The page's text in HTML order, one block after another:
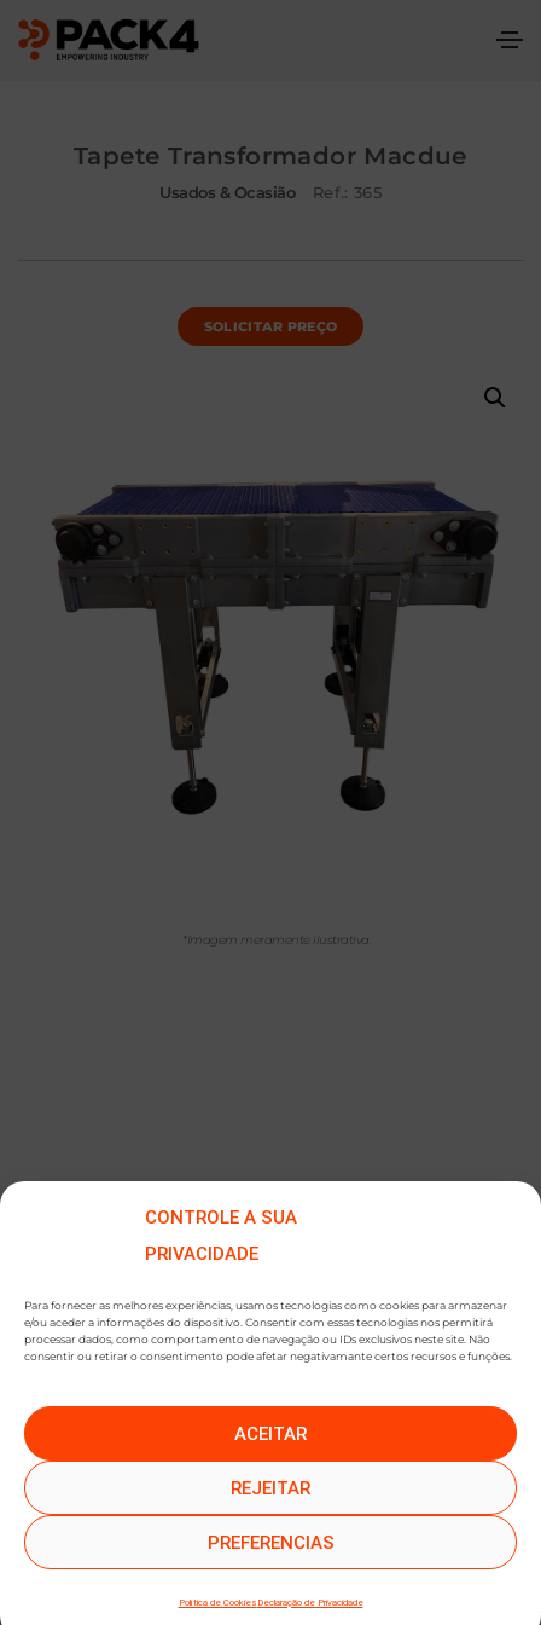
CONTROLE A SUA
PRIVACIDADE
Para fornecer as melhores experiências, usamos tecnologias como cookies para armazenar
e/ou aceder a informações do dispositivo. Consentir com essas tecnologias nos permitirá
processar dados, como comportamento de navegação ou IDs exclusivos neste site. Não
consentir ou retirar o consentimento pode afetar negativamante certos recursos e funções.
ACEITAR
REJEITAR
PREFERENCIAS
Política de Cookies Declaração de Privacidade
*Imagem meramente ilustrativa.
Tapete Transformador Macdue
Usados & Ocasião Ref.: 365
SOLICITAR PREÇO
●SUBSCREVER NEWSLETTER●